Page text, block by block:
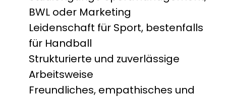
BWL oder Marketing
Leidenschaft für Sport, bestenfalls
für Handball
Strukturierte und zuverlässige
Arbeitsweise
Freundliches, empathisches und